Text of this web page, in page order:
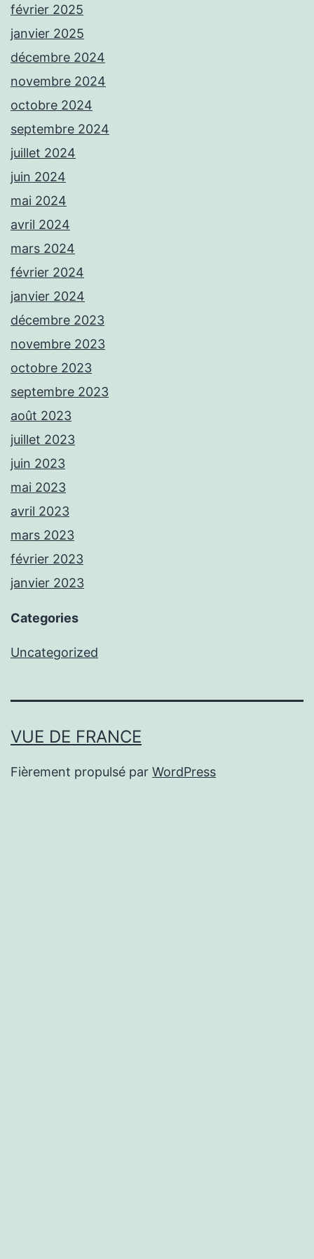
février 2025
janvier 2025
décembre 2024
novembre 2024
octobre 2024
septembre 2024
juillet 2024
juin 2024
mai 2024
avril 2024
mars 2024
février 2024
janvier 2024
décembre 2023
novembre 2023
octobre 2023
septembre 2023
août 2023
juillet 2023
juin 2023
mai 2023
avril 2023
mars 2023
février 2023
janvier 2023
Categories
Uncategorized
VUE DE FRANCE
Fièrement propulsé par WordPress